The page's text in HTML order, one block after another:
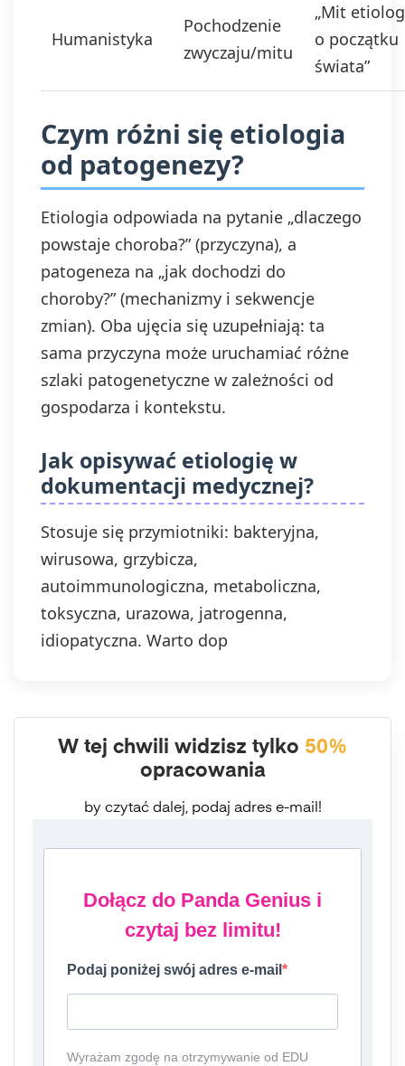
Humanistyka
Pochodzenie
zwyczaju/mitu
„Mit
o początku
świata”
Czym różni się etiologia
od patogenezy?
Etiologia odpowiada na pytanie „dlaczego
powstaje choroba?” (przyczyna), a
patogeneza na „jak dochodzi do
choroby?” (mechanizmy i sekwencje
zmian). Oba ujęcia się uzupełniają: ta
sama przyczyna może uruchamiać różne
szlaki patogenetyczne w zależności od
gospodarza i kontekstu.
Jak opisywać etiologię w
dokumentacji medycznej?
Stosuje się przymiotniki: bakteryjna,
wirusowa, grzybicza,
autoimmunologiczna, metaboliczna,
toksyczna, urazowa, jatrogenna,
idiopatyczna. Warto dop
W tej chwili widzisz tylko 50%
opracowania
by czytać dalej, podaj adres e-mail!
Dołącz do Panda Genius i
czytaj bez limitu!
Podaj poniżej swój adres e-mail
Wyrażam zgodę na otrzymywanie od EDU